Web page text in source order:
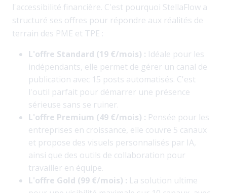
l'accessibilité financière. C'est pourquoi StellaFlow a
structuré ses offres pour répondre aux réalités de
terrain des PME et TPE :
L'offre Standard (19 €/mois) : Idéale pour les
indépendants, elle permet de gérer un canal de
publication avec 15 posts automatisés. C'est
l'outil parfait pour démarrer une présence
sérieuse sans se ruiner.
L'offre Premium (49 €/mois) : Pensée pour les
entreprises en croissance, elle couvre 5 canaux
et propose des visuels personnalisés par IA,
ainsi que des outils de collaboration pour
travailler en équipe.
L'offre Gold (99 €/mois) : La solution ultime